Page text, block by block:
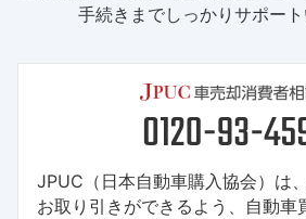
手続きまでしっかりサポート
JPUC（日本自動車購入協会）は
お取り引きができるよう、自動車